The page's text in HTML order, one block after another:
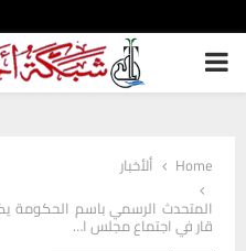
PRIMARY
Home
ألأخبار
المتحدث الرسمي باسم الحكومة
قار في اجتماع مجلس ا…